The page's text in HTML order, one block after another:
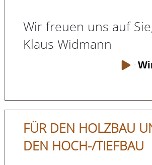
Wir freuen uns auf
Klaus Widmann
FÜR DEN HOLZBAU
DEN HOCH-/TIEFBAU